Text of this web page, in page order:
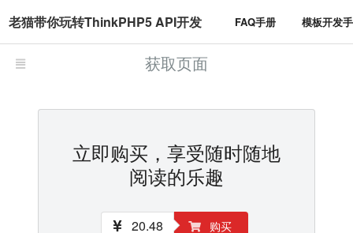
老猫带你玩转ThinkPHP5 API开发 FAQ手册 模板开发
获取页面
立即购买，享受随时随地
阅读的乐趣
20.48 购买